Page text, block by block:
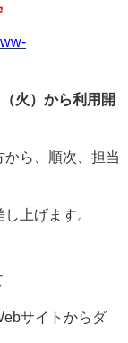
火）から利用開
ら、順次、担当
上げます。
サイトからダ